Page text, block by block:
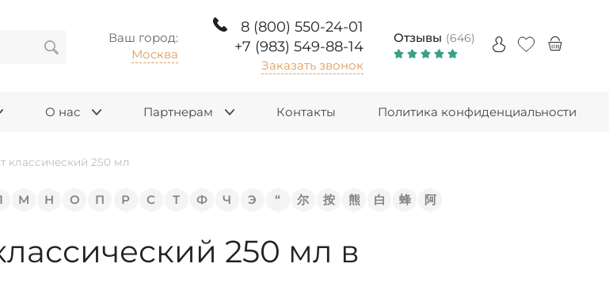
Ваш город:
Москва
8 (800) 550-24-01
+7 (983) 549-88-14
Заказать звонок
Отзывы (646)
О нас Партнерам Контакты Политика конфиденциальности
классический 250 мл
М Н О П Р С Т Ф Ч Э “ 尔 按 熊 白 蜂 阿
250 мл в